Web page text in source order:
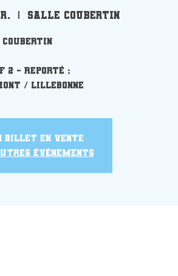
Salle Coubertin
Coubertin
2 - Reporté :
/ Lillebonne
billet en vente
événements